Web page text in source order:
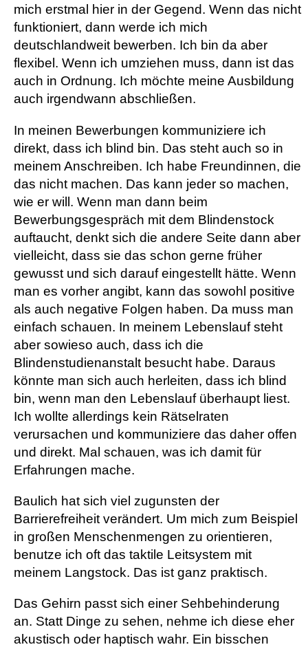
mich erstmal hier in der Gegend. Wenn das nicht
funktioniert, dann werde ich mich
deutschlandweit bewerben. Ich bin da aber
flexibel. Wenn ich umziehen muss, dann ist das
auch in Ordnung. Ich möchte meine Ausbildung
auch irgendwann abschließen.
In meinen Bewerbungen kommuniziere ich
direkt, dass ich blind bin. Das steht auch so in
meinem Anschreiben. Ich habe Freundinnen, die
das nicht machen. Das kann jeder so machen,
wie er will. Wenn man dann beim
Bewerbungsgespräch mit dem Blindenstock
auftaucht, denkt sich die andere Seite dann aber
vielleicht, dass sie das schon gerne früher
gewusst und sich darauf eingestellt hätte. Wenn
man es vorher angibt, kann das sowohl positive
als auch negative Folgen haben. Da muss man
einfach schauen. In meinem Lebenslauf steht
aber sowieso auch, dass ich die
Blindenstudienanstalt besucht habe. Daraus
könnte man sich auch herleiten, dass ich blind
bin, wenn man den Lebenslauf überhaupt liest.
Ich wollte allerdings kein Rätselraten
verursachen und kommuniziere das daher offen
und direkt. Mal schauen, was ich damit für
Erfahrungen mache.
Baulich hat sich viel zugunsten der
Barrierefreiheit verändert. Um mich zum Beispiel
in großen Menschenmengen zu orientieren,
benutze ich oft das taktile Leitsystem mit
meinem Langstock. Das ist ganz praktisch.
Das Gehirn passt sich einer Sehbehinderung
an. Statt Dinge zu sehen, nehme ich diese eher
akustisch oder haptisch wahr. Ein bisschen